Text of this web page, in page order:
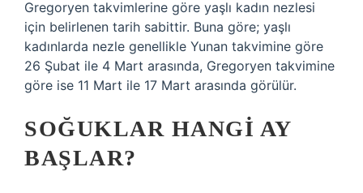
Gregoryen takvimlerine göre yaşlı kadın nezlesi
için belirlenen tarih sabittir. Buna göre; yaşlı
kadınlarda nezle genellikle Yunan takvimine göre
26 Şubat ile 4 Mart arasında, Gregoryen takvimine
göre ise 11 Mart ile 17 Mart arasında görülür.
SOĞUKLAR HANGI AY
BAŞLAR?